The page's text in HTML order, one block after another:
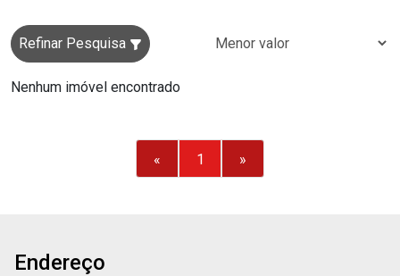
Refinar Pesquisa
Nenhum imóvel encontrado
« 1 »
Endereço